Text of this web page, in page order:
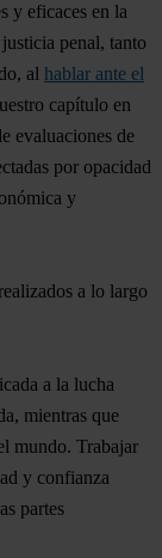
y eficaces en la
penal, tanto
al hablar ante el
capítulo en
evaluaciones de
por opacidad
y
a lo largo
a la lucha
mientras que
mundo. Trabajar
y confianza
partes